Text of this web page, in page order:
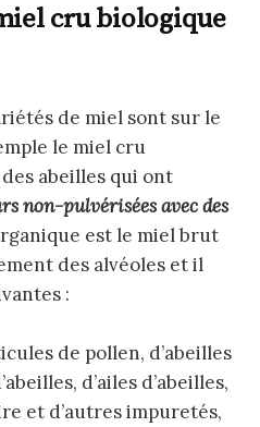
cru biologique
de miel sont sur le
le miel cru
abeilles qui ont
non-pulvérisées avec des
est le miel brut
des alvéoles et il
:
de pollen, d’abeilles
d’ailes d’abeilles,
et d’autres impuretés,